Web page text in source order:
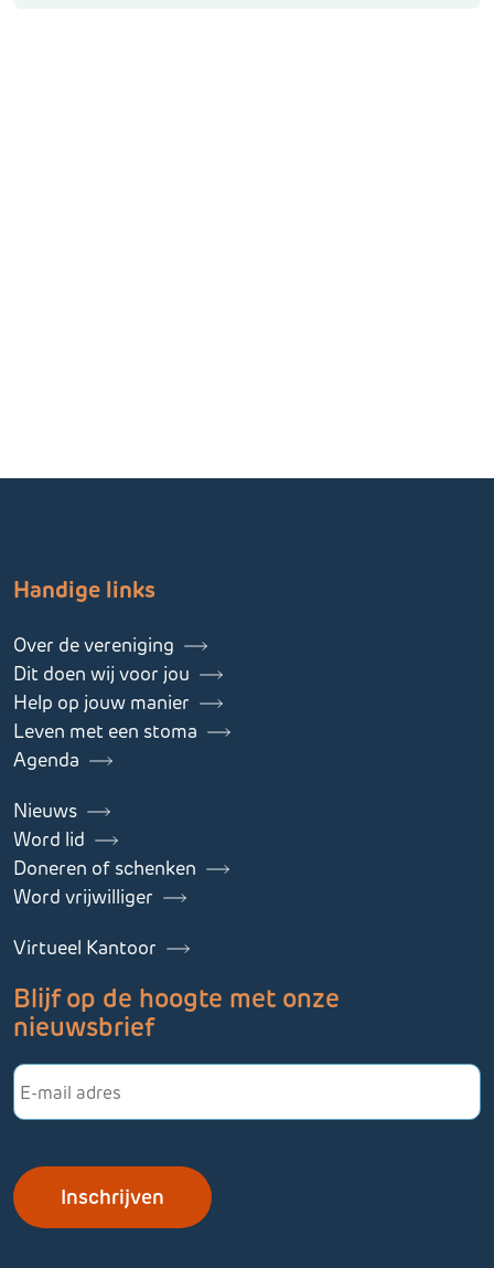
Handige links
Over de vereniging
Dit doen wij voor jou
Help op jouw manier
Leven met een stoma
Agenda
Nieuws
Word lid
Doneren of schenken
Word vrijwilliger
Virtueel Kantoor
Blijf op de hoogte met onze
nieuwsbrief
E-
mailadres